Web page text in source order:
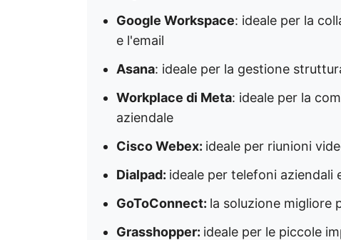
Google Workspace: ideale per la
e l'email
Asana: ideale per la gestione
Workplace di Meta: ideale per la
aziendale
Cisco Webex: ideale per riunioni
Dialpad: ideale per telefoni aziendali
GoToConnect: la soluzione migliore
Grasshopper: ideale per le piccole